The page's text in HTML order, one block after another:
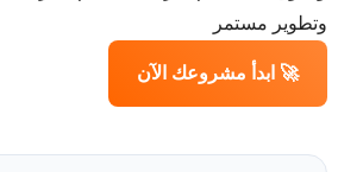
وتطوير مستمر
🚀 ابدأ مشروعك الآن